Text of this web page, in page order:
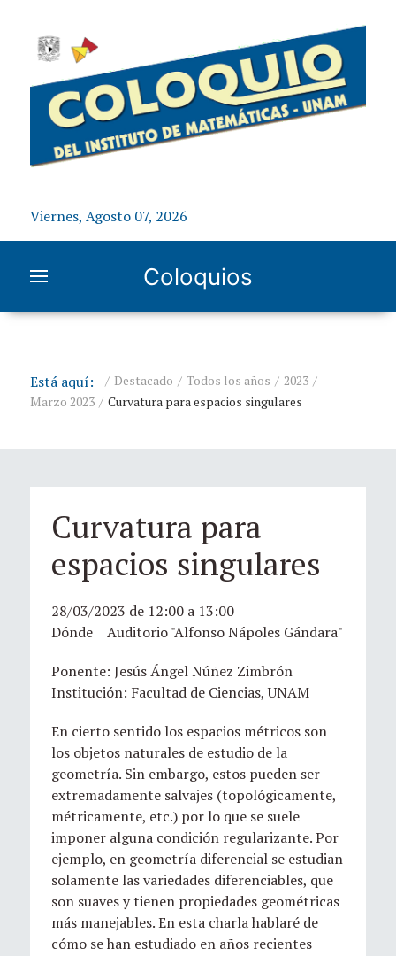
Viernes, Agosto 07, 2026
Coloquios
Está aquí: Destacado Todos los años
2023
Marzo 2023
Curvatura para espacios singulares
Curvatura para
espacios singulares
28/03/2023 de 12:00 a 13:00
Dónde Auditorio "Alfonso Nápoles Gándara"
Ponente: Jesús Ángel Núñez Zimbrón
Institución: Facultad de Ciencias, UNAM
En cierto sentido los espacios métricos son
los objetos naturales de estudio de la
geometría. Sin embargo, estos pueden ser
extremadamente salvajes (topológicamente,
métricamente, etc.) por lo que se suele
imponer alguna condición regularizante. Por
ejemplo, en geometría diferencial se estudian
solamente las variedades diferenciables, que
son suaves y tienen propiedades geométricas
más manejables. En esta charla hablaré de
cómo se han estudiado en años recientes